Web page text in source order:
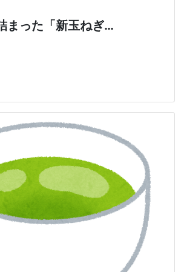
まった「新玉ねぎ…